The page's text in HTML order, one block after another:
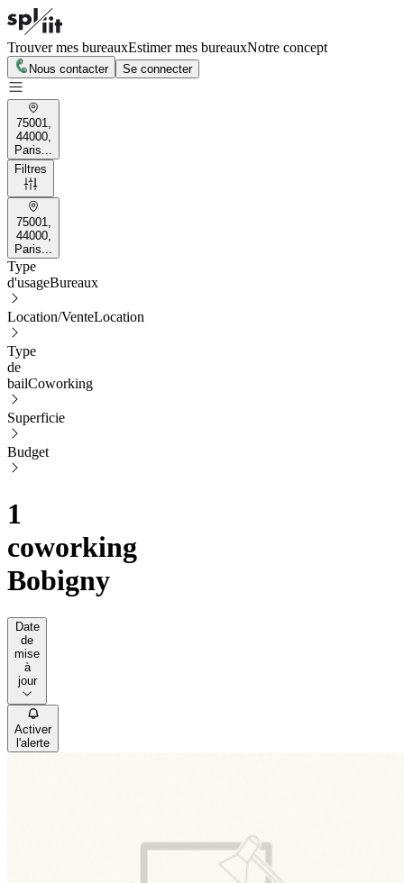
Trouver mes bureauxEstimer mes bureauxNotre concept
Nous contacter Se connecter
75001,
44000,
Paris...
Filtres
75001,
44000,
Paris...
Type
d'usageBureaux
Location/VenteLocation
Type
de
bailCoworking
Superficie
Budget
1
coworking
Bobigny
Date
de
mise
à
jour
Activer
l'alerte